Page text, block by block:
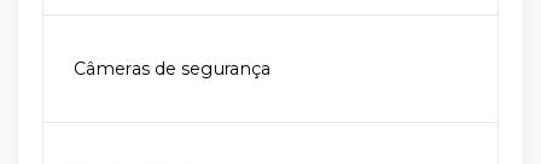
Câmeras de segurança